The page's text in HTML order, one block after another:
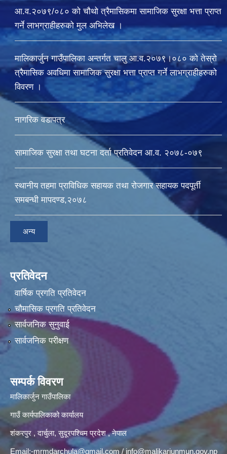
आ.व.२०७९/०८० को चौथो त्रैमासिकमा सामाजिक सुरक्षा भत्ता प्राप्त
गर्ने लाभग्राहीहरुको मुल अभिलेख ।
मालिकार्जुन गाउँपालिका अन्तर्गत चालु आ‍.व.२०७९।०८० को तेस्रो
त्रैमासिक अवधिमा सामाजिक सुरक्षा भत्ता प्राप्त गर्ने लाभग्राहीहरुको
विवरण ।
नागरिक वडापत्र
सामाजिक सुरक्षा तथा घटना दर्ता प्रतिवेदन आ.व. २०७८-०७९
स्थानीय तहमा प्राविधिक सहायक तथा रोजगार सहायक पदपूर्ती
समबन्धी मापदण्ड,२०७८
अन्य
प्रतिवेदन
वार्षिक प्रगति प्रतिवेदन
चौमासिक प्रगति प्रतिवेदन
सार्वजनिक सुनुवाई
सार्वजनिक परीक्षण
सम्पर्क विवरण
मालिकार्जुन गाउँपालिका
गाउँ कार्यपालिकाको कार्यालय
शंकरपुर , दार्चुला, सुदूरपश्चिम प्रदेश , नेपाल
Email:-mrmdarchula@gmail.com /info@malikarjunmun.gov.np